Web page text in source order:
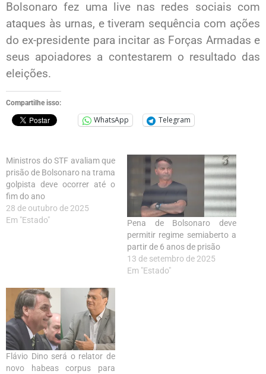
Bolsonaro fez uma live nas redes sociais com
ataques às urnas, e tiveram sequência com ações
do ex-presidente para incitar as Forças Armadas e
seus apoiadores a contestarem o resultado das
eleições.
Compartilhe isso:
WhatsApp Telegram
Ministros do STF avaliam que
prisão de Bolsonaro na trama
golpista deve ocorrer até o
fim do ano
28 de outubro de 2025
Em "Estado"
Pena de Bolsonaro deve
permitir regime semiaberto a
partir de 6 anos de prisão
13 de setembro de 2025
Em "Estado"
Flávio Dino será o relator de
novo habeas corpus para